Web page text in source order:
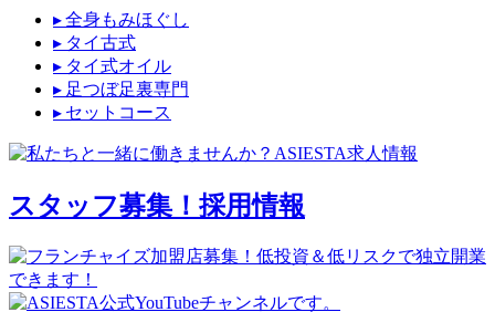
▸ 全身もみほぐし
▸ タイ古式
▸ タイ式オイル
▸ 足つぼ足裏専門
▸ セットコース
スタッフ募集！ 採用情報